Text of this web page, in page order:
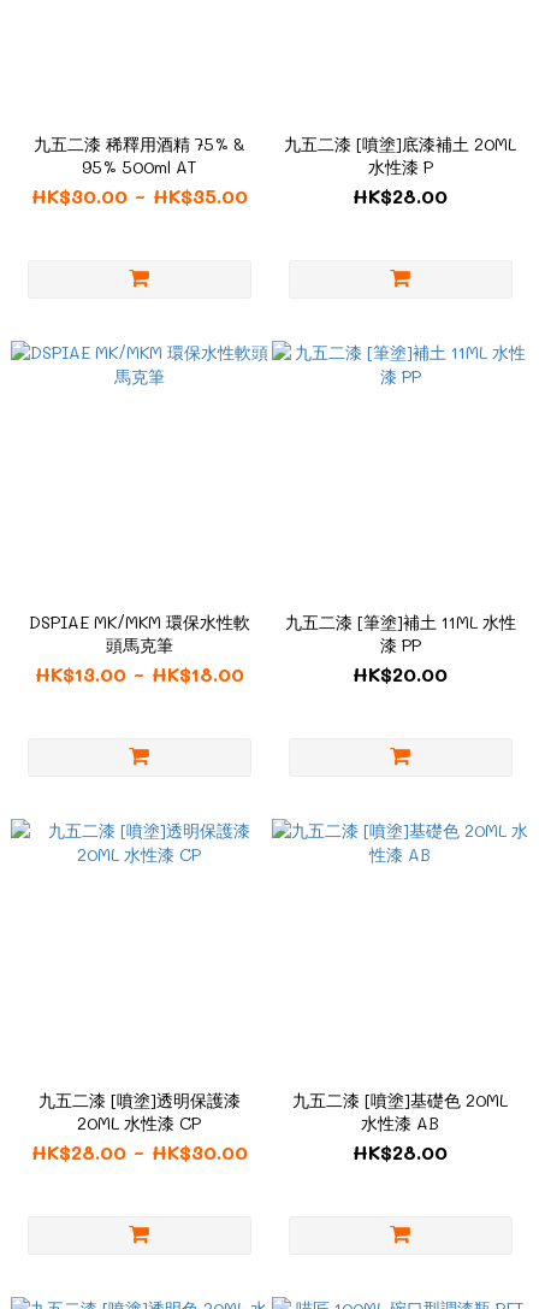
九五二漆 稀釋用酒精 75% &
95% 500ml AT
HK$30.00 ~ HK$35.00
九五二漆 [噴塗]底漆補土 20ML
水性漆 P
HK$28.00
DSPIAE MK/MKM 環保水性軟
頭馬克筆
HK$13.00 ~ HK$18.00
九五二漆 [筆塗]補土 11ML 水性
漆 PP
HK$20.00
九五二漆 [噴塗]透明保護漆
20ML 水性漆 CP
HK$28.00 ~ HK$30.00
九五二漆 [噴塗]基礎色 20ML
水性漆 AB
HK$28.00